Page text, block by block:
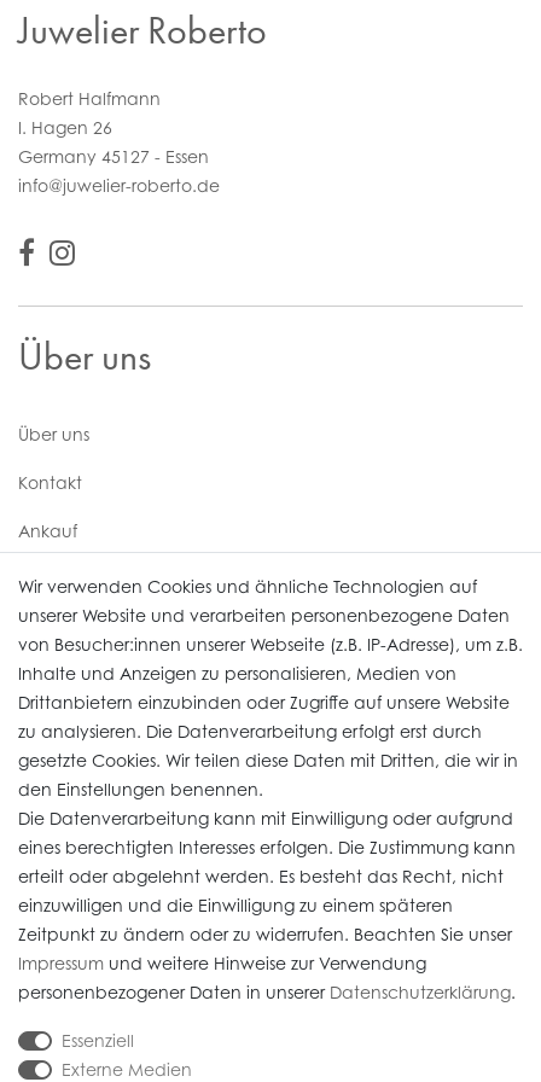
Juwelier Roberto
Robert Halfmann
I. Hagen 26
Germany 45127 - Essen
info@juwelier-roberto.de
Über uns
Über uns
Kontakt
Ankauf
Uhren Service
Vertrag widerrufen
Informationen
Widerrufs­recht
Impressum
AGB
Wir verwenden Cookies und ähnliche Technologien auf
unserer Website und verarbeiten personenbezogene Daten
von Besucher:innen unserer Webseite (z.B. IP-Adresse), um z.B.
Inhalte und Anzeigen zu personalisieren, Medien von
Drittanbietern einzubinden oder Zugriffe auf unsere Website
zu analysieren. Die Datenverarbeitung erfolgt erst durch
gesetzte Cookies. Wir teilen diese Daten mit Dritten, die wir in
den Einstellungen benennen.
Die Datenverarbeitung kann mit Einwilligung oder aufgrund
eines berechtigten Interesses erfolgen. Die Zustimmung kann
erteilt oder abgelehnt werden. Es besteht das Recht, nicht
einzuwilligen und die Einwilligung zu einem späteren
Zeitpunkt zu ändern oder zu widerrufen. Beachten Sie unser
Impressum und weitere Hinweise zur Verwendung
personenbezogener Daten in unserer Daten­schutz­erklärung.
Essenziell
Externe Medien